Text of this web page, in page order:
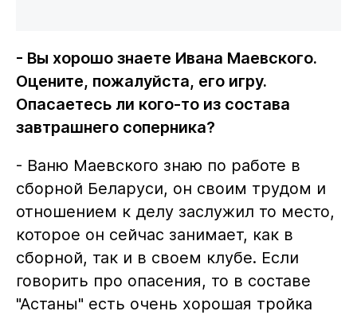
- Вы хорошо знаете Ивана Маевского.
Оцените, пожалуйста, его игру.
Опасаетесь ли кого-то из состава
завтрашнего соперника?
- Ваню Маевского знаю по работе в
сборной Беларуси, он своим трудом и
отношением к делу заслужил то место,
которое он сейчас занимает, как в
сборной, так и в своем клубе. Если
говорить про опасения, то в составе
"Астаны" есть очень хорошая тройка